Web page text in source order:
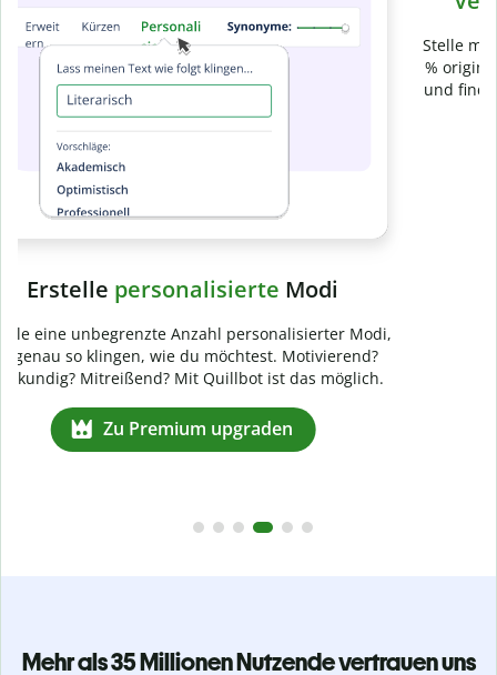
Stelle mit der Plagiatsprüfung sicher, dass dein Text zu 100
% original ist. Analysiere deine Arbeit in Sekundenschnelle
und finde fehlende Quellenangaben in über 100 Sprachen.
Mehr als 35 Millionen Nutzende vertrauen uns